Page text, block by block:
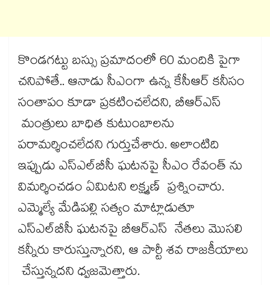
కొండగట్టు బస్సు ప్రమాదంలో 60 మందికి పైగా
చనిపోతే.. ఆనాడు సీఎంగా ఉన్న కేసీఆర్ కనీసం
సంతాపం కూడా ప్రకటించలేదని, బీఆర్ఎస్
మంత్రులు బాధిత కుటుంబాలను
పరామర్శించలేదని గుర్తుచేశారు. అలాంటిది
ఇప్పుడు ఎస్ఎల్‌‌‌‌‌‌‌‌‌‌‌‌‌‌‌‌‌‌‌‌‌‌‌‌‌‌‌‌‌‌‌‌బీసీ ఘటనపై సీఎం రేవంత్ ను
విమర్శించడం ఏమిటని లక్ష్మణ్ ప్రశ్నించారు.
ఎమ్మెల్యే మేడిపల్లి సత్యం మాట్లాడుతూ
ఎస్ఎల్‌‌‌‌‌‌‌‌‌‌‌‌‌‌‌‌‌‌‌‌‌‌‌‌‌‌‌‌‌‌‌‌బీసీ ఘటనపై బీఆర్ఎస్ నేతలు మొసలి
కన్నీరు కారుస్తున్నారని, ఆ పార్టీ శవ రాజకీయాలు
చేస్తున్నదని ధ్వజమెత్తారు.